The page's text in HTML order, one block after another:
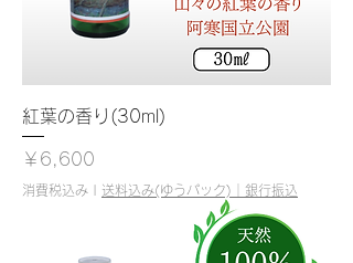
紅葉の香り(30ml)
価格
￥6,600
消費税込み 送料込み(ゆうパック)｜銀行振込